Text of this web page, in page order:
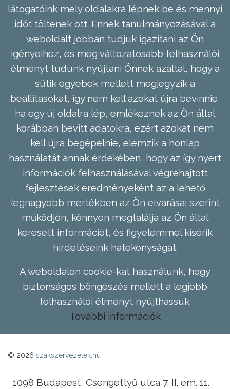
látogatóink mely oldalakra lépnek be és mennyi
időt töltenek ott. Ennek tanulmányozásával a
weboldalt jobban tudjuk igazítani az Ön
igényeihez, és még változatosabb felhasználói
élményt tudunk nyújtani Önnek azáltal, hogy a
sütik egyebek mellett megjegyzik a
beállításokat, így nem kell azokat újra bevinnie,
ha egy új oldalra lép, emlékeznek az Ön által
korábban bevitt adatokra, ezért azokat nem
kell újra begépelnie, elemzik a honlap
használatát annak érdekében, hogy az így nyert
információk felhasználásával végrehajtott
fejlesztések eredményeként az a lehető
legnagyobb mértékben az Ön elvárásai szerint
működjön, könnyen megtalálja az Ön által
keresett információt, és figyelemmel kísérik
hirdetéseink hatékonyságát.
A weboldalon cookie-kat használunk, hogy
biztonságos böngészés mellett a legjobb
felhasználói élményt nyújthassuk.
További információk
© 2026 szakszervezetek.hu
1098 Budapest, Csengettyű utca 7. II. em. 11.